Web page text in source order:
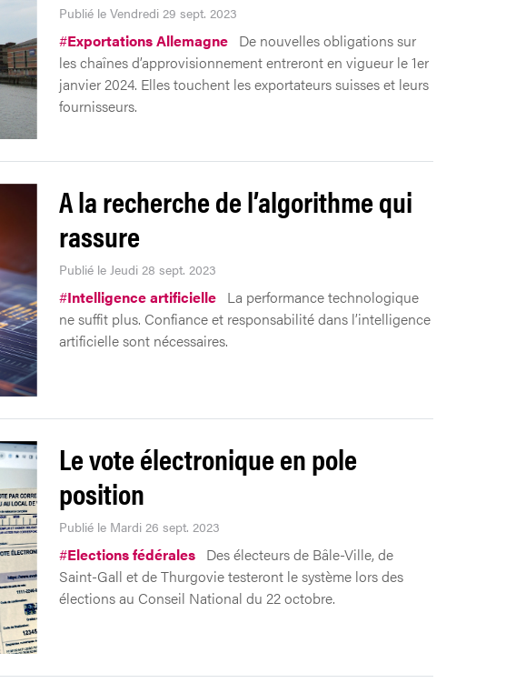
Publié le Vendredi 29 sept. 2023
#Exportations Allemagne De nouvelles obligations sur
les chaînes d’approvisionnement entreront en vigueur le 1er
janvier 2024. Elles touchent les exportateurs suisses et leurs
fournisseurs.
A la recherche de l’algorithme qui
rassure
Publié le Jeudi 28 sept. 2023
#Intelligence artificielle La performance technologique
ne suffit plus. Confiance et responsabilité dans l’intelligence
artificielle sont nécessaires.
Le vote électronique en pole
position
Publié le Mardi 26 sept. 2023
#Elections fédérales Des électeurs de Bâle-Ville, de
Saint-Gall et de Thurgovie testeront le système lors des
élections au Conseil National du 22 octobre.